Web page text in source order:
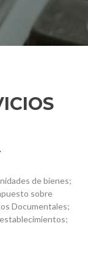
de bienes;
sobre
Documentales;